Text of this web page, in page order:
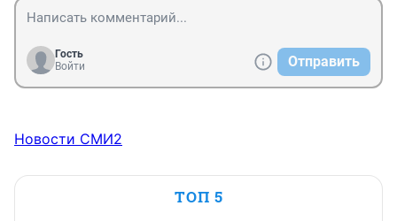
Гость
Войти
Отправить
Новости СМИ2
ТОП 5